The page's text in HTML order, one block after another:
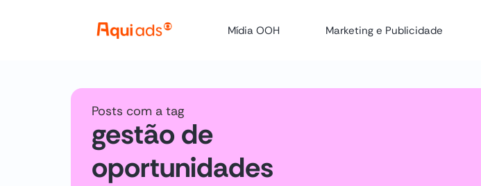
Mídia OOH Marketing e Publicidade
Posts com a tag
gestão de
oportunidades